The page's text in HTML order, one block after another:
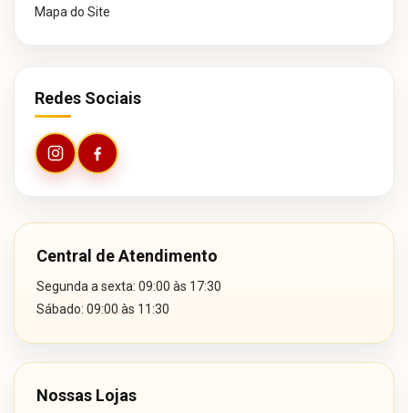
Mapa do Site
Redes Sociais
Central de Atendimento
Segunda a sexta: 09:00 às 17:30
Sábado: 09:00 às 11:30
Nossas Lojas